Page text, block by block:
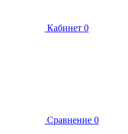
Кабинет 0
Сравнение 0